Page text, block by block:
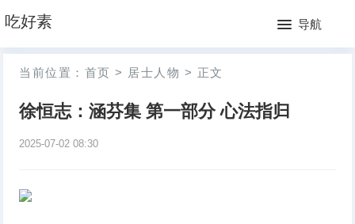
吃好素 导航
网
站
月
当前位置： 首页 > 居士人物 > 正文
徐恒志：涵芬集 第一部分 心法指归
2025-07-02 08:30